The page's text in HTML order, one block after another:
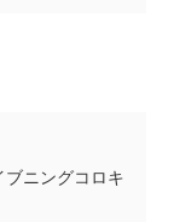
ニングコロキ